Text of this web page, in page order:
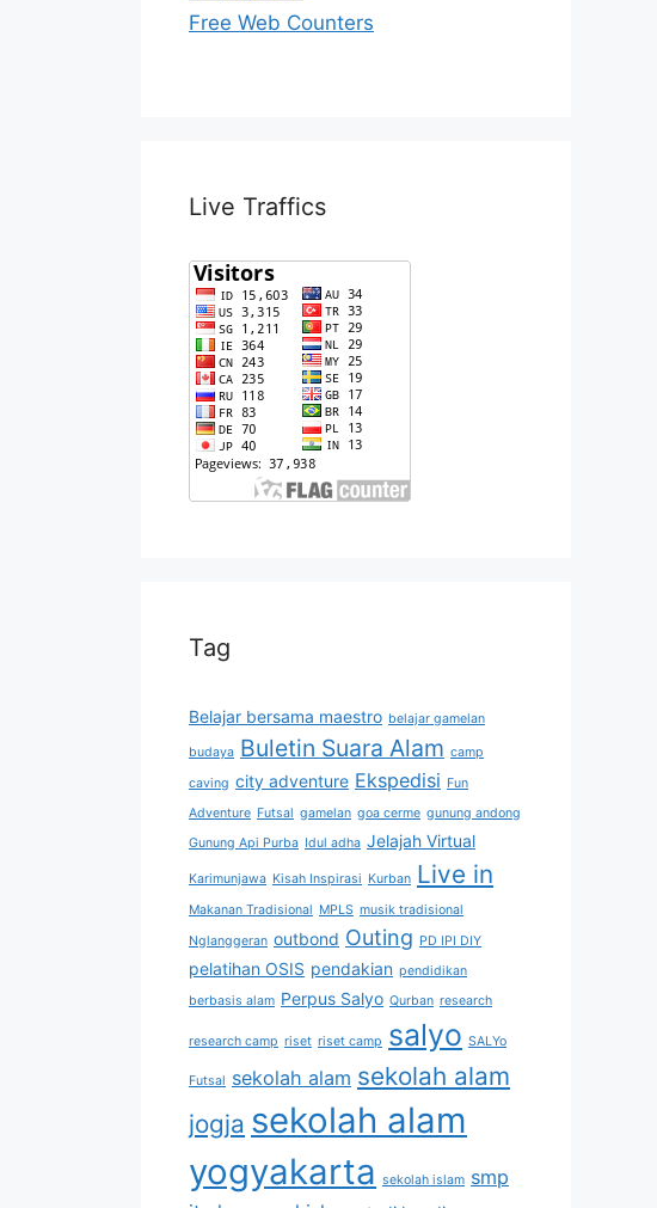
Free Web Counters
Live Traffics
Tag
Belajar bersama maestro belajar gamelan
budaya Buletin Suara Alam camp
caving city adventure Ekspedisi Fun
Adventure Futsal gamelan goa cerme gunung andong
Gunung Api Purba Idul adha Jelajah Virtual
Karimunjawa Kisah Inspirasi Kurban Live in
Makanan Tradisional MPLS musik tradisional
Nglanggeran outbond Outing PD IPI DIY
pelatihan OSIS pendakian pendidikan
berbasis alam Perpus Salyo Qurban research
research camp riset riset camp salyo SALYo
Futsal sekolah alam sekolah alam
jogja sekolah alam
yogyakarta sekolah islam smp